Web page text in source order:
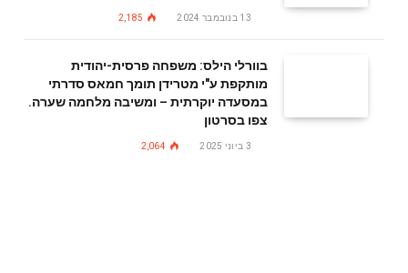
13 בנובמבר 2024 2,185
בוורלי הילס: משפחה פרסית-יהודית
מותקפת ע"י מטרידן תומך חמאס סדרתי
במסעדה יוקרתית – ומשיבה מלחמה שערה.
צפו בסרטון
3 ביוני 2025 2,064